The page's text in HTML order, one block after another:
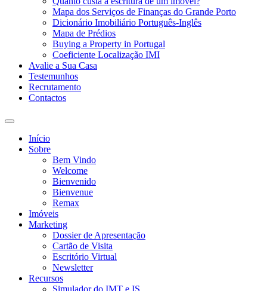
Mapa dos Serviços de Finanças do Grande Porto
Dicionário Imobiliário Português-Inglês
Mapa de Prédios
Buying a Property in Portugal
Coeficiente Localização IMI
Avalie a Sua Casa
Testemunhos
Recrutamento
Contactos
Toggle
search
field
Início
Sobre
Bem Vindo
Welcome
Bienvenido
Bienvenue
Remax
Imóveis
Marketing
Dossier de Apresentação
Cartão de Visita
Escritório Virtual
Newsletter
Recursos
Simulador do IMT e IS